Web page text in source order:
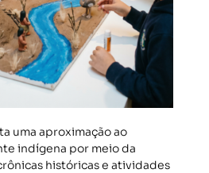
uma aproximação ao
indígena por meio da
históricas e atividades